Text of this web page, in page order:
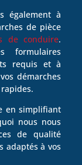
également à
de pièce
de conduire.
formulaires
requis et à
démarches
en simplifiant
nous nous
de qualité
adaptés à vos